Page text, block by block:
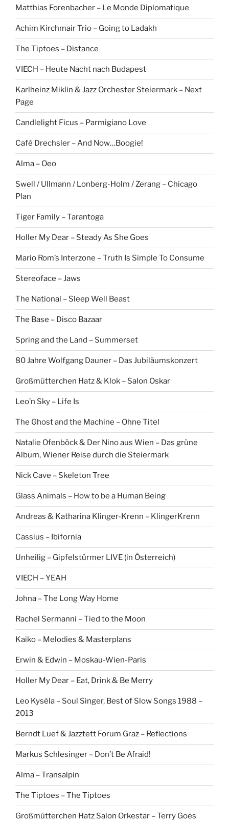
Matthias Forenbacher – Le Monde Diplomatique
Achim Kirchmair Trio – Going to Ladakh
The Tiptoes – Distance
VIECH – Heute Nacht nach Budapest
Karlheinz Miklin & Jazz Orchester Steiermark – Next
Page
Candlelight Ficus – Parmigiano Love
Café Drechsler – And Now…Boogie!
Alma – Oeo
Swell / Ullmann / Lonberg-Holm / Zerang – Chicago
Plan
Tiger Family – Tarantoga
Holler My Dear – Steady As She Goes
Mario Rom’s Interzone – Truth Is Simple To Consume
Stereoface – Jaws
The National – Sleep Well Beast
The Base – Disco Bazaar
Spring and the Land – Summerset
80 Jahre Wolfgang Dauner – Das Jubiläumskonzert
Großmütterchen Hatz & Klok – Salon Oskar
Leo’n Sky – Life Is
The Ghost and the Machine – Ohne Titel
Natalie Ofenböck & Der Nino aus Wien – Das grüne
Album, Wiener Reise durch die Steiermark
Nick Cave – Skeleton Tree
Glass Animals – How to be a Human Being
Andreas & Katharina Klinger-Krenn – KlingerKrenn
Cassius – Ibifornia
Unheilig – Gipfelstürmer LIVE (in Österreich)
VIECH – YEAH
Johna – The Long Way Home
Rachel Sermanni – Tied to the Moon
Kaiko – Melodies & Masterplans
Erwin & Edwin – Moskau-Wien-Paris
Holler My Dear – Eat, Drink & Be Merry
Leo Kysèla – Soul Singer, Best of Slow Songs 1988 –
2013
Berndt Luef & Jazztett Forum Graz – Reflections
Markus Schlesinger – Don’t Be Afraid!
Alma – Transalpin
The Tiptoes – The Tiptoes
Großmütterchen Hatz Salon Orkestar – Terry Goes